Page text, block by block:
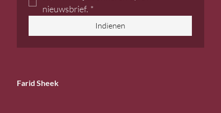
nieuwsbrief. *
Indienen
Farid Sheek